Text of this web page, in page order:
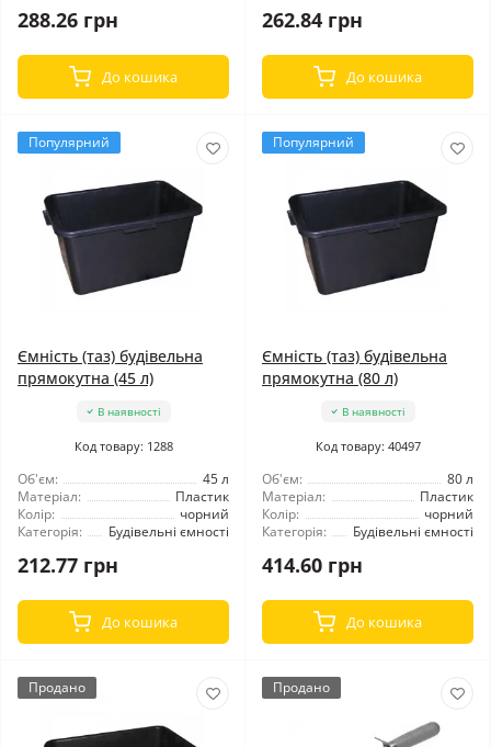
288.26 грн
До кошика
262.84 грн
До кошика
Популярний
Ємність (таз) будівельна
прямокутна (45 л)
В наявності
Код товару: 1288
Об'єм:
45 л
Матеріал:
Пластик
Колір:
чорний
Категорія:
Будівельні ємності
212.77 грн
До кошика
Популярний
Ємність (таз) будівельна
прямокутна (80 л)
В наявності
Код товару: 40497
Об'єм:
80 л
Матеріал:
Пластик
Колір:
чорний
Категорія:
Будівельні ємності
414.60 грн
До кошика
Продано Продано